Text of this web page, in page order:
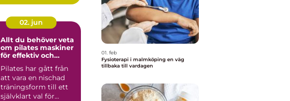
muskelsättning, ...
02. jun
Allt du behöver veta
om pilates maskiner
för effektiv och
Pilates har gått från
att vara en nischad
träningsform till ett
självklart val för
01. feb
Fysioterapi i malmköping en väg
tillbaka till vardagen